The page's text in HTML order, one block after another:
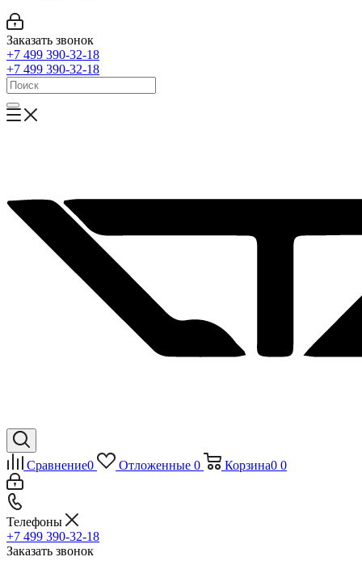
Заказать звонок
+7 499 390-32-18
+7 499 390-32-18
Сравнение0 Отложенные 0 Корзина0 0
Телефоны
+7 499 390-32-18
Заказать звонок